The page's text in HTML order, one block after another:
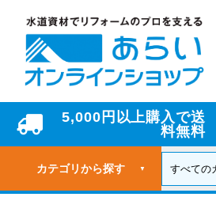
5,000円以上購入で送
料無料
カテゴリから探す ▼